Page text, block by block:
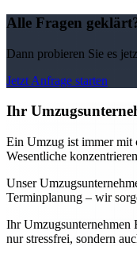
Alle Fragen
Dann probieren Sie es
Jetzt Anfrage starten
Ihr
Ein Umzug ist immer mit
Wesentliche
Unser
Terminplanung – wir
Ihr Umzugsunternehmen
nur stressfrei, sondern